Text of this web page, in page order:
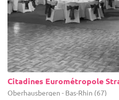
Citadines Eurométropole
Oberhausbergen - Bas-Rhin (67)